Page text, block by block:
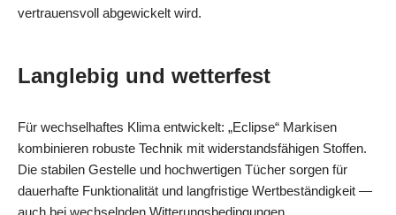
vertrauensvoll abgewickelt wird.
Langlebig und wetterfest
Für wechselhaftes Klima entwickelt: „Eclipse“ Markisen
kombinieren robuste Technik mit widerstandsfähigen Stoffen.
Die stabilen Gestelle und hochwertigen Tücher sorgen für
dauerhafte Funktionalität und langfristige Wertbeständigkeit —
auch bei wechselnden Witterungsbedingungen.